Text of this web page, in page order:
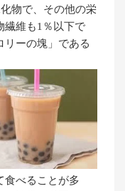
物で、その他の栄
繊維も1％以下で
リーの塊」である
食べることが多